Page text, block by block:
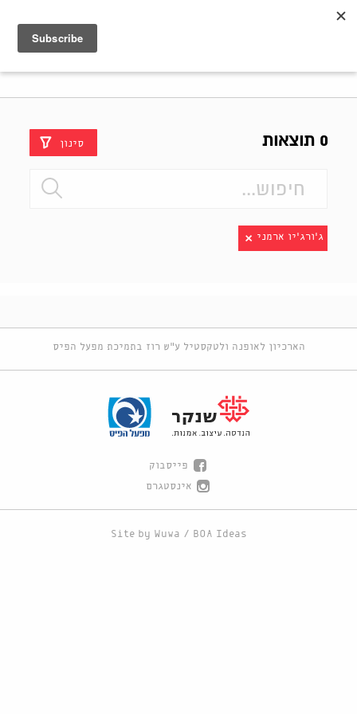
0 תוצאות סינון
ג'ורג'יו ארמני
הארכיון לאופנה ולטקסטיל ע"ש רוז בתמיכת מפעל הפיס
פייסבוק
אינסטגרם
Site by Wuwa / BOA Ideas